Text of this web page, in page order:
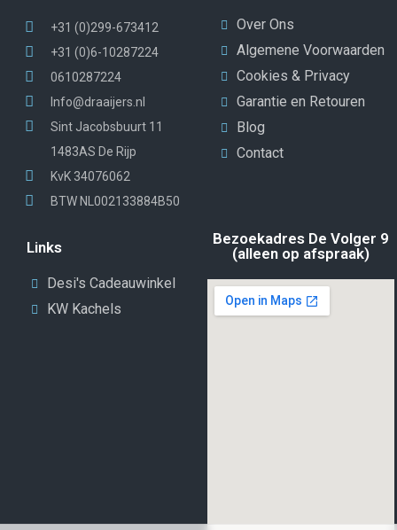
+31 (0)299-673412
+31 (0)6-10287224
0610287224
Info@draaijers.nl
Sint Jacobsbuurt 11
1483AS De Rijp
KvK 34076062
BTW NL002133884B50
Over Ons
Algemene Voorwaarden
Cookies & Privacy
Garantie en Retouren
Blog
Contact
Links
Desi's Cadeauwinkel
KW Kachels
Bezoekadres De Volger 9
(alleen op afspraak)